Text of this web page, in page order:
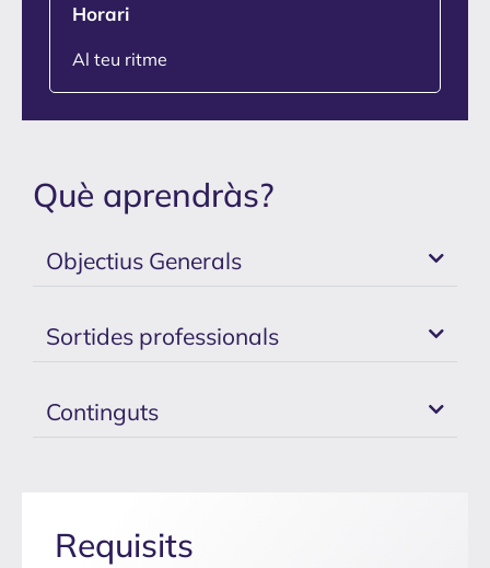
Horari
Al teu ritme
Què aprendràs?
Objectius Generals
Sortides professionals
Continguts
Requisits